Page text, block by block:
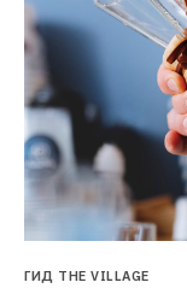
ГИД THE VILLAGE